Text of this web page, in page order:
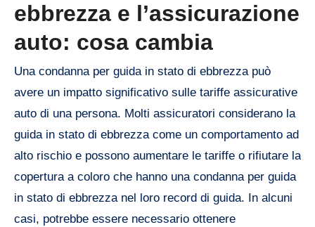
ebbrezza e l’assicurazione
auto: cosa cambia
Una condanna per guida in stato di ebbrezza può
avere un impatto significativo sulle tariffe assicurative
auto di una persona. Molti assicuratori considerano la
guida in stato di ebbrezza come un comportamento ad
alto rischio e possono aumentare le tariffe o rifiutare la
copertura a coloro che hanno una condanna per guida
in stato di ebbrezza nel loro record di guida. In alcuni
casi, potrebbe essere necessario ottenere